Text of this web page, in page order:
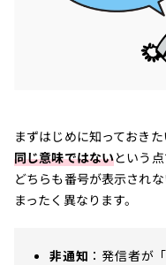
まずはじめに知っておき
同じ意味ではないという点
どちらも番号が表示され
まったく異なります。
非通知 ：発信者が